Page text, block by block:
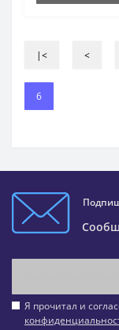
|< <
6
Я прочитал и